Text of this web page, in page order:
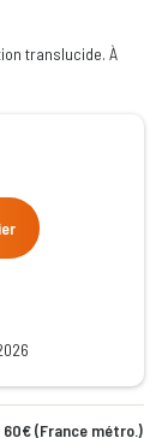
translucide. À
(France métro.)